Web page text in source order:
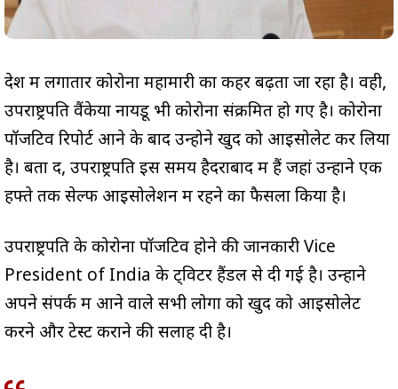
देश में लगातार कोरोना महामारी का कहर बढ़ता जा रहा है। वही,
उपराष्ट्रपति वैंकेया नायडू भी कोरोना संक्रमित हो गए है। कोरोना
पॉजटिव रिपोर्ट आने के बाद उन्होने खुद को आइसोलेट कर लिया
है। बता दें, उपराष्ट्रपति इस समय हैदराबाद में हैं जहां उन्होंने एक
हफ्ते तक सेल्फ आइसोलेशन में रहने का फैसला किया है।
उपराष्ट्रपति के कोरोना पॉजटिव होने की जानकारी Vice
President of India के ट्विटर हैंडल से दी गई है। उन्होंने
अपने संपर्क में आने वाले सभी लोगों को खुद को आइसोलेट
करने और टेस्ट कराने की सलाह दी है।